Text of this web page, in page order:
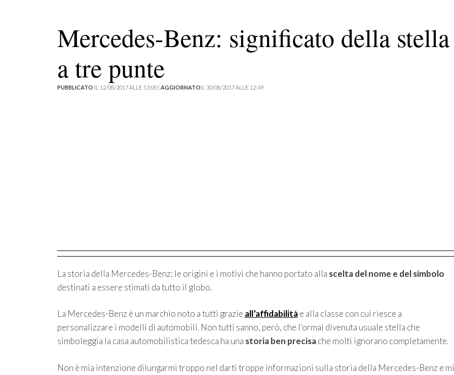
Mercedes-Benz: significato della stella
a tre punte
PUBBLICATO IL 12/08/2017 ALLE 13:00 | AGGIORNATOIL 30/08/2017 ALLE 12:49
La storia della Mercedes-Benz: le origini e i motivi che hanno portato alla scelta del nome e del simbolo
destinati a essere stimati da tutto il globo.
La Mercedes-Benz è un marchio noto a tutti grazie all’affidabilitàe alla classe con cui riesce a
personalizzare i modelli di automobili. Non tutti sanno, però, che l’ormai divenuta usuale stella che
simboleggia la casa automobilistica tedesca ha una storia ben precisache molti ignorano completamente.
Non è mia intenzione dilungarmi troppo nel darti troppe informazioni sulla storia della Mercedes-Benz e mi